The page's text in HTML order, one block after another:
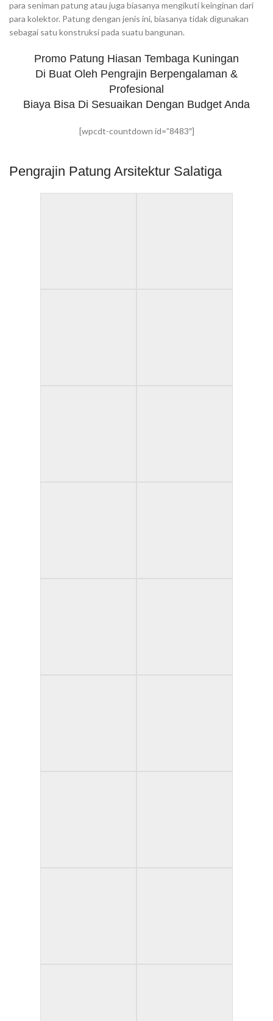
para seniman patung atau juga biasanya mengikuti keinginan dari
para kolektor. Patung dengan jenis ini, biasanya tidak digunakan
sebagai satu konstruksi pada suatu bangunan.
Promo Patung Hiasan Tembaga Kuningan
Di Buat Oleh Pengrajin Berpengalaman &
Profesional
Biaya Bisa Di Sesuaikan Dengan Budget Anda
[wpcdt-countdown id=”8483″]
Pengrajin Patung Arsitektur Salatiga